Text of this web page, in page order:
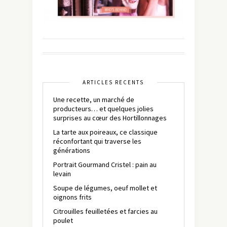
ARTICLES RÉCENTS
Une recette, un marché de
producteurs… et quelques jolies
surprises au cœur des Hortillonnages
La tarte aux poireaux, ce classique
réconfortant qui traverse les
générations
Portrait Gourmand Cristel : pain au
levain
Soupe de légumes, oeuf mollet et
oignons frits
Citrouilles feuilletées et farcies au
poulet